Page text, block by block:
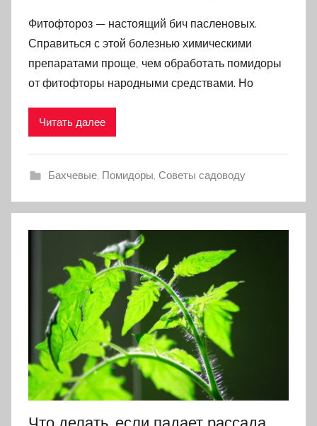
Фитофтороз — настоящий бич пасленовых.
Справиться с этой болезнью химическими
препаратами проще, чем обработать помидоры
от фитофторы народными средствами. Но
Читать далее
Бахчевые, Помидоры, Советы садоводу